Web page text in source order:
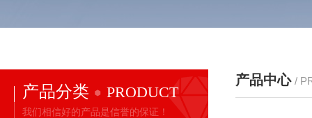
产品分类 PRODUCT
我们相信好的产品是信誉的保证！
产品中心 /